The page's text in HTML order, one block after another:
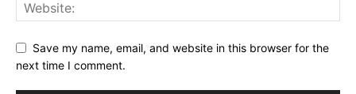
Save my name, email, and website in this browser for the
next time I comment.